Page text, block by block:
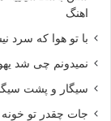
اهنگ
با تو هوا که سرد
نمیدونم چی شد
سیگار و پشت
جات چقدر تو خونه